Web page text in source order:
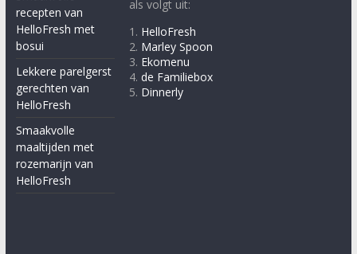
recepten van
HelloFresh met
bosui
Lekkere parelgerst
gerechten van
HelloFresh
Smaakvolle
maaltijden met
rozemarijn van
HelloFresh
als volgt uit:
1. HelloFresh
2. Marley Spoon
3. Ekomenu
4.de Familiebox
5. Dinnerly